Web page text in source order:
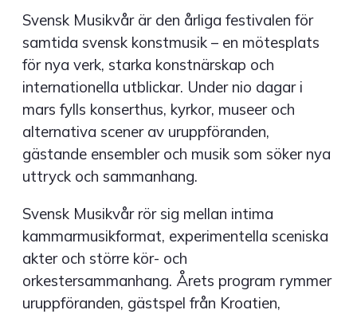
Svensk Musikvår är den årliga festivalen för
samtida svensk konstmusik – en mötesplats
för nya verk, starka konstnärskap och
internationella utblickar. Under nio dagar i
mars fylls konserthus, kyrkor, museer och
alternativa scener av uruppföranden,
gästande ensembler och musik som söker nya
uttryck och sammanhang.
Svensk Musikvår rör sig mellan intima
kammarmusikformat, experimentella sceniska
akter och större kör- och
orkestersammanhang. Årets program rymmer
uruppföranden, gästspel från Kroatien,